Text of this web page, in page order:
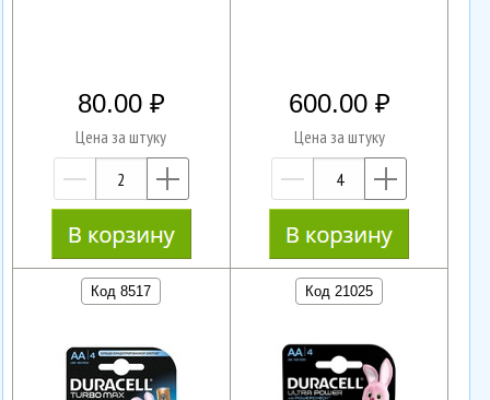
80.00
Цена за штуку
—
600.00
Цена за штуку
—
Код 8517 Код 21025